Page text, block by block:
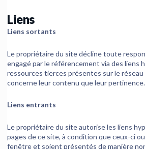
Liens
Liens sortants
Le propriétaire du site décline toute
engagé par le référencement via des liens
ressources tierces présentes sur le
concerne leur contenu que leur pertinence.
Liens entrants
Le propriétaire du site autorise les liens
pages de ce site, à condition que ceux-ci
fenêtre et soient présentés de manière